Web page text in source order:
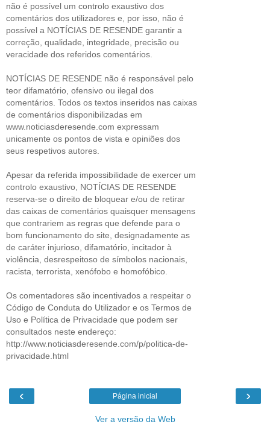
não é possível um controlo exaustivo dos
comentários dos utilizadores e, por isso, não é
possível a NOTÍCIAS DE RESENDE garantir a
correção, qualidade, integridade, precisão ou
veracidade dos referidos comentários.
NOTÍCIAS DE RESENDE não é responsável pelo
teor difamatório, ofensivo ou ilegal dos
comentários. Todos os textos inseridos nas caixas
de comentários disponibilizadas em
www.noticiasderesende.com expressam
unicamente os pontos de vista e opiniões dos
seus respetivos autores.
Apesar da referida impossibilidade de exercer um
controlo exaustivo, NOTÍCIAS DE RESENDE
reserva-se o direito de bloquear e/ou de retirar
das caixas de comentários quaisquer mensagens
que contrariem as regras que defende para o
bom funcionamento do site, designadamente as
de caráter injurioso, difamatório, incitador à
violência, desrespeitoso de símbolos nacionais,
racista, terrorista, xenófobo e homofóbico.
Os comentadores são incentivados a respeitar o
Código de Conduta do Utilizador e os Termos de
Uso e Política de Privacidade que podem ser
consultados neste endereço:
http://www.noticiasderesende.com/p/politica-de-
privacidade.html
‹ ›
Página inicial
Ver a versão da Web